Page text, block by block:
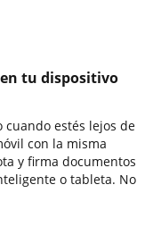
tu dispositivo
estés lejos de
con la misma
y firma documentos
o tableta. No